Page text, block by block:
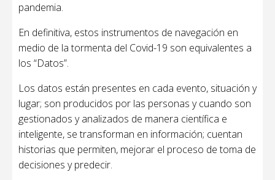
pandemia.
En definitiva, estos instrumentos de navegación en
medio de la tormenta del Covid-19 son equivalentes a
los “Datos”.
Los datos están presentes en cada evento, situación y
lugar; son producidos por las personas y cuando son
gestionados y analizados de manera científica e
inteligente, se transforman en información; cuentan
historias que permiten, mejorar el proceso de toma de
decisiones y predecir.